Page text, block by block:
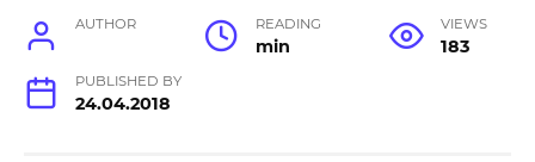
AUTHOR READING
min
VIEWS
183
PUBLISHED BY
24.04.2018